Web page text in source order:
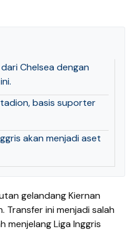
Chelsea dengan
basis suporter
akan menjadi aset
gelandang Kiernan
Transfer ini menjadi salah
menjelang Liga Inggris